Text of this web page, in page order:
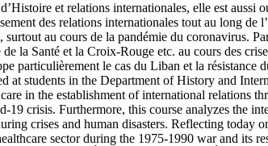
et relations internationales, elle est
des relations internationales tout au long
au cours de la pandémie du coronavirus.
la Santé et la Croix-Rouge etc. au cours des
particulièrement le cas du Liban et la résistance
at students in the Department of History and
in the establishment of international relations
crisis. Furthermore, this course analyzes the
crises and human disasters. Reflecting
sector during the 1975-1990 war and its